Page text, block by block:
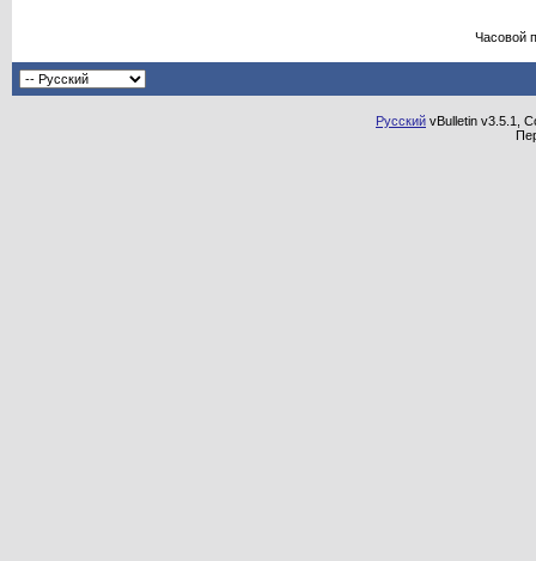
Часовой
Русский vBulletin v3.5.1,